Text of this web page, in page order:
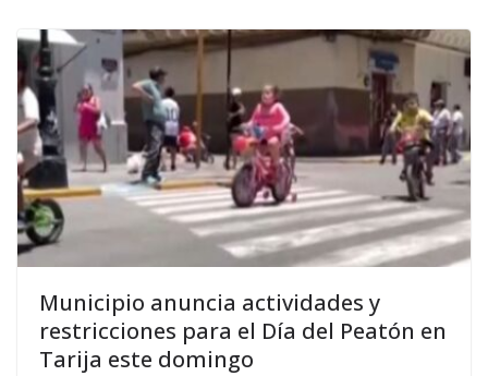
Municipio anuncia actividades y
restricciones para el Día del Peatón en
Tarija este domingo